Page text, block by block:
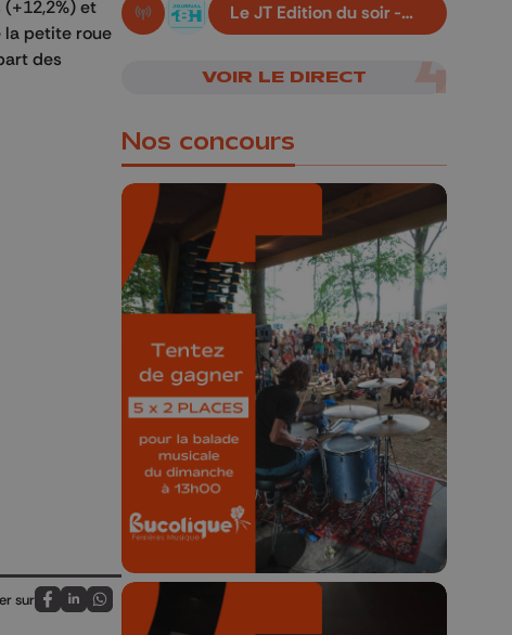
et
la petite roue
des
sur
Partagez sur FaceBook
Partagez sur LinkedIn
Partagez sur Whatsapp
En live!
Le JT Edition du soir -
07/08/2026
VOIR LE DIRECT
Nos concours
🎁 Gagnez 5x2
places pour le
Bucolique Ferrières
Festival 🌿🎶
Concours valable jusqu'au 9 août,
23h59.